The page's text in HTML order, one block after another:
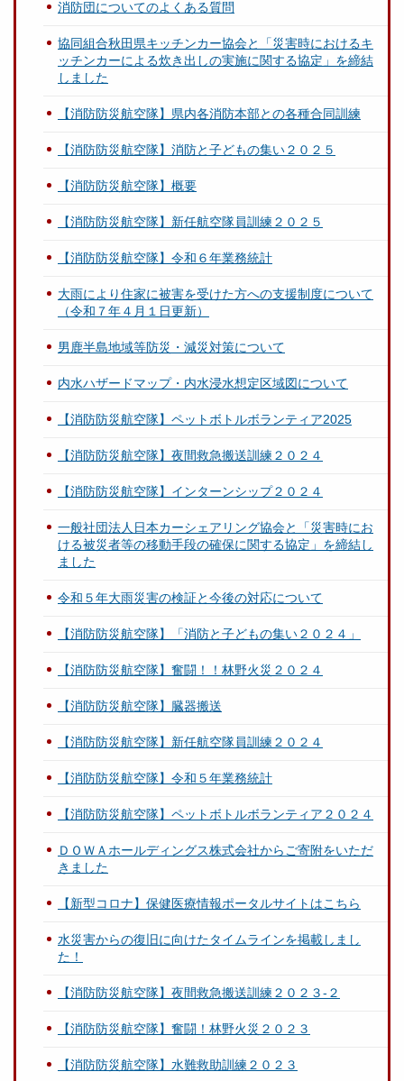
消防団についてのよくある質問
協同組合秋田県キッチンカー協会と「災害時におけるキ
ッチンカーによる炊き出しの実施に関する協定」を締結
しました
【消防防災航空隊】県内各消防本部との各種合同訓練
【消防防災航空隊】消防と子どもの集い２０２５
【消防防災航空隊】概要
【消防防災航空隊】新任航空隊員訓練２０２５
【消防防災航空隊】令和６年業務統計
大雨により住家に被害を受けた方への支援制度について
（令和７年４月１日更新）
男鹿半島地域等防災・減災対策について
内水ハザードマップ・内水浸水想定区域図について
【消防防災航空隊】ペットボトルボランティア2025
【消防防災航空隊】夜間救急搬送訓練２０２４
【消防防災航空隊】インターンシップ２０２４
一般社団法人日本カーシェアリング協会と「災害時にお
ける被災者等の移動手段の確保に関する協定」を締結し
ました
令和５年大雨災害の検証と今後の対応について
【消防防災航空隊】「消防と子どもの集い２０２４」
【消防防災航空隊】奮闘！！林野火災２０２４
【消防防災航空隊】臓器搬送
【消防防災航空隊】新任航空隊員訓練２０２４
【消防防災航空隊】令和５年業務統計
【消防防災航空隊】ペットボトルボランティア２０２４
ＤＯＷＡホールディングス株式会社からご寄附をいただ
きました
【新型コロナ】保健医療情報ポータルサイトはこちら
水災害からの復旧に向けたタイムラインを掲載しまし
た！
【消防防災航空隊】夜間救急搬送訓練２０２３‐２
【消防防災航空隊】奮闘！林野火災２０２３
【消防防災航空隊】水難救助訓練２０２３